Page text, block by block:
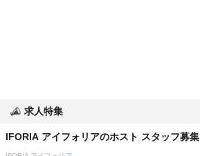
求人特集
IFORIA アイフォリアのホスト スタッフ募集